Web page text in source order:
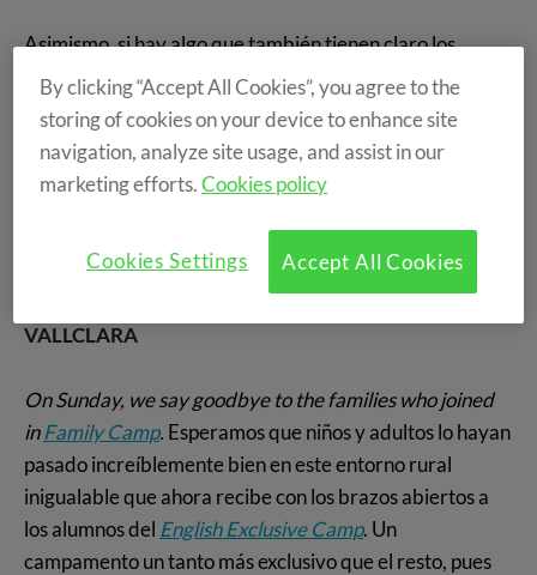
Asimismo, si hay algo que también tienen claro los
intrépidos alumnos se lanzaron a realizan uno de
nuestros
cursos de inglés en el extranjero
, es que vamos
a disfrutar todas las clases de inglés, actividades,
deportes, fiestas, momentos de piscina y playa,
residencias al extranjero... que están por venir. Let's see
VALLCLARA
On Sunday, we say goodbye to the families who joined
inFamily Camp. Esperamos que niños y adultos lo hayan
pasado increíblemente bien en este entorno rural
inigualable que ahora recibe con los brazos abiertos a
los alumnos del English Exclusive Camp. Un
campamento un tanto más exclusivo que el resto, pues
By clicking “Accept All Cookies”, you agree to the
storing of cookies on your device to enhance site
navigation, analyze site usage, and assist in our
marketing efforts.Cookies policy
Accept All Cookies
Cookies Settings